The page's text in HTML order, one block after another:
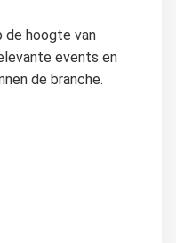
de hoogte van
events en
de branche.